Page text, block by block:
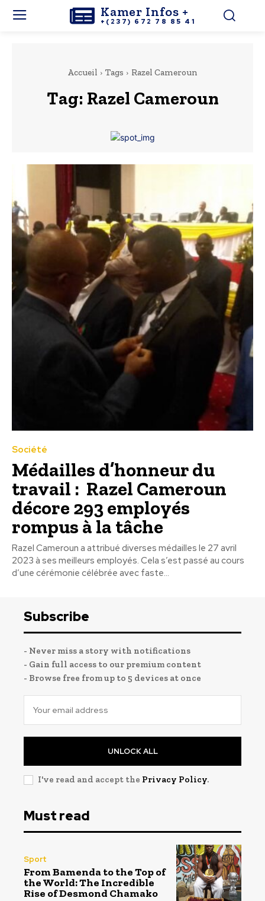
Kamer Infos +
+(237) 672 78 85 41
Accueil Tags Razel Cameroun
Tag: Razel Cameroun
Société
Médailles d’honneur du
travail : Razel Cameroun
décore 293 employés
rompus à la tâche
Razel Cameroun a attribué diverses médailles le 27 avril
2023 à ses meilleurs employés. Cela s’est passé au cours
d’une cérémonie célébrée avec faste...
Subscribe
- Never miss a story with notifications
- Gain full access to our premium content
- Browse free from up to 5 devices at once
UNLOCK ALL
I've read and accept the Privacy Policy.
Must read
Sport
From Bamenda to the Top of
the World: The Incredible
Rise of Desmond Chamako